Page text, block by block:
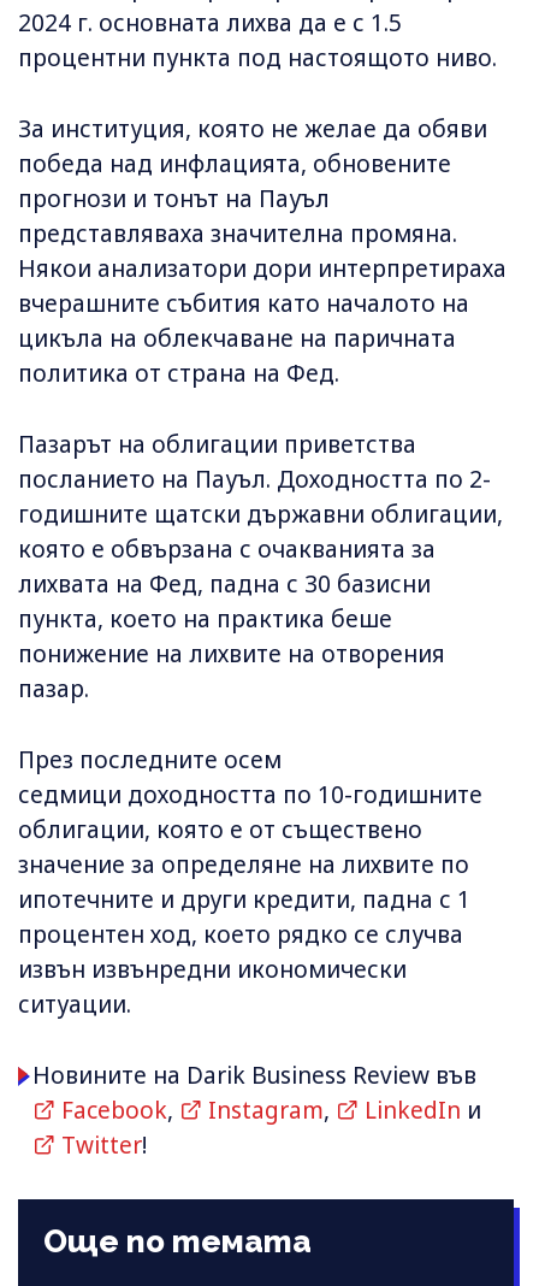
2024 г. основната лихва да е с 1.5
процентни пункта под настоящото ниво.
За институция, която не желае да обяви
победа над инфлацията, обновените
прогнози и тонът на Пауъл
представляваха значителна промяна.
Някои анализатори дори интерпретираха
вчерашните събития като началото на
цикъла на облекчаване на паричната
политика от страна на Фед.
Пазарът на облигации приветства
посланието на Пауъл. Доходността по 2-
годишните щатски държавни облигации,
която е обвързана с очакванията за
лихвата на Фед, падна с 30 базисни
пункта, което на практика беше
понижение на лихвите на отворения
пазар.
През последните осем
седмици доходността по 10-годишните
облигации, която е от съществено
значение за определяне на лихвите по
ипотечните и други кредити, падна с 1
процентен ход, което рядко се случва
извън извънредни икономически
ситуации.
Новините на Darik Business Review във
Facebook, Instagram, LinkedIn и
Twitter!
Още по темата